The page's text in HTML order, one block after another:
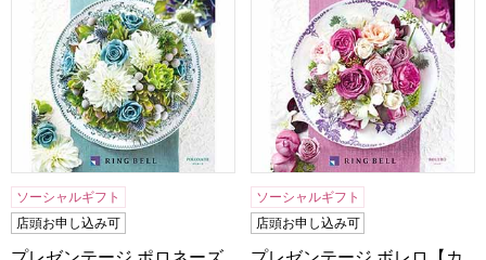
ソーシャルギフト
店頭お申し込み可
ソーシャルギフト
店頭お申し込み可